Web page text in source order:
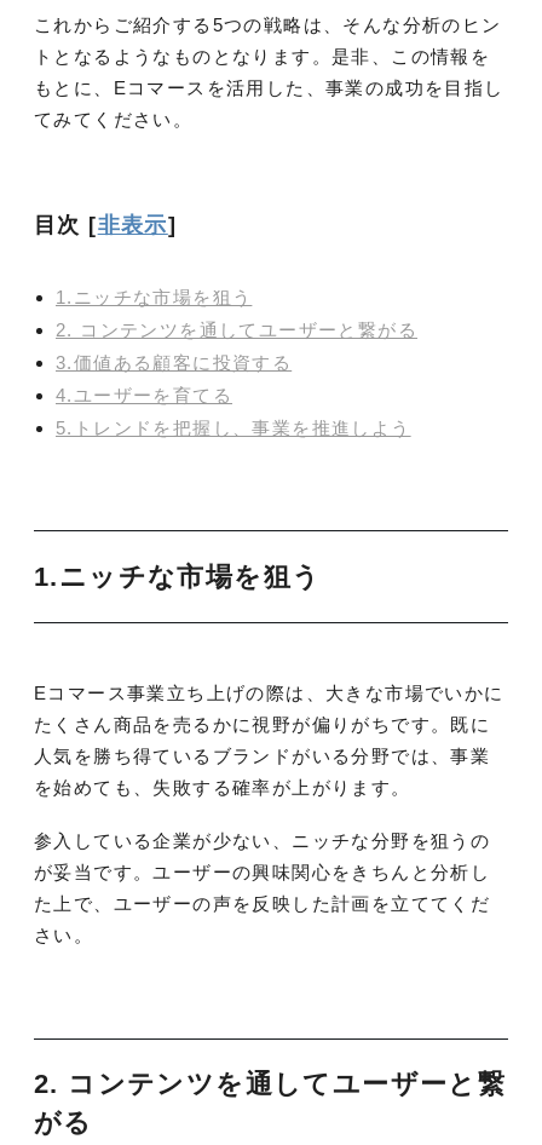
これからご紹介する5つの戦略は、そんな分析のヒン
トとなるようなものとなります。是非、この情報を
もとに、Eコマースを活用した、事業の成功を目指し
てみてください。
目次 [非表示]
1.ニッチな市場を狙う
2. コンテンツを通してユーザーと繋がる
3.価値ある顧客に投資する
4.ユーザーを育てる
5.トレンドを把握し、事業を推進しよう
1.ニッチな市場を狙う
Eコマース事業立ち上げの際は、大きな市場でいかに
たくさん商品を売るかに視野が偏りがちです。既に
人気を勝ち得ているブランドがいる分野では、事業
を始めても、失敗する確率が上がります。
参入している企業が少ない、ニッチな分野を狙うの
が妥当です。ユーザーの興味関心をきちんと分析し
た上で、ユーザーの声を反映した計画を立ててくだ
さい。
2. コンテンツを通してユーザーと繋
がる